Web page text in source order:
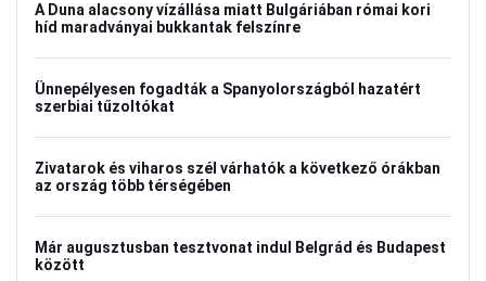
A Duna alacsony vízállása miatt Bulgáriában római kori
híd maradványai bukkantak felszínre
Ünnepélyesen fogadták a Spanyolországból hazatért
szerbiai tűzoltókat
Zivatarok és viharos szél várhatók a következő órákban
az ország több térségében
Már augusztusban tesztvonat indul Belgrád és Budapest
között